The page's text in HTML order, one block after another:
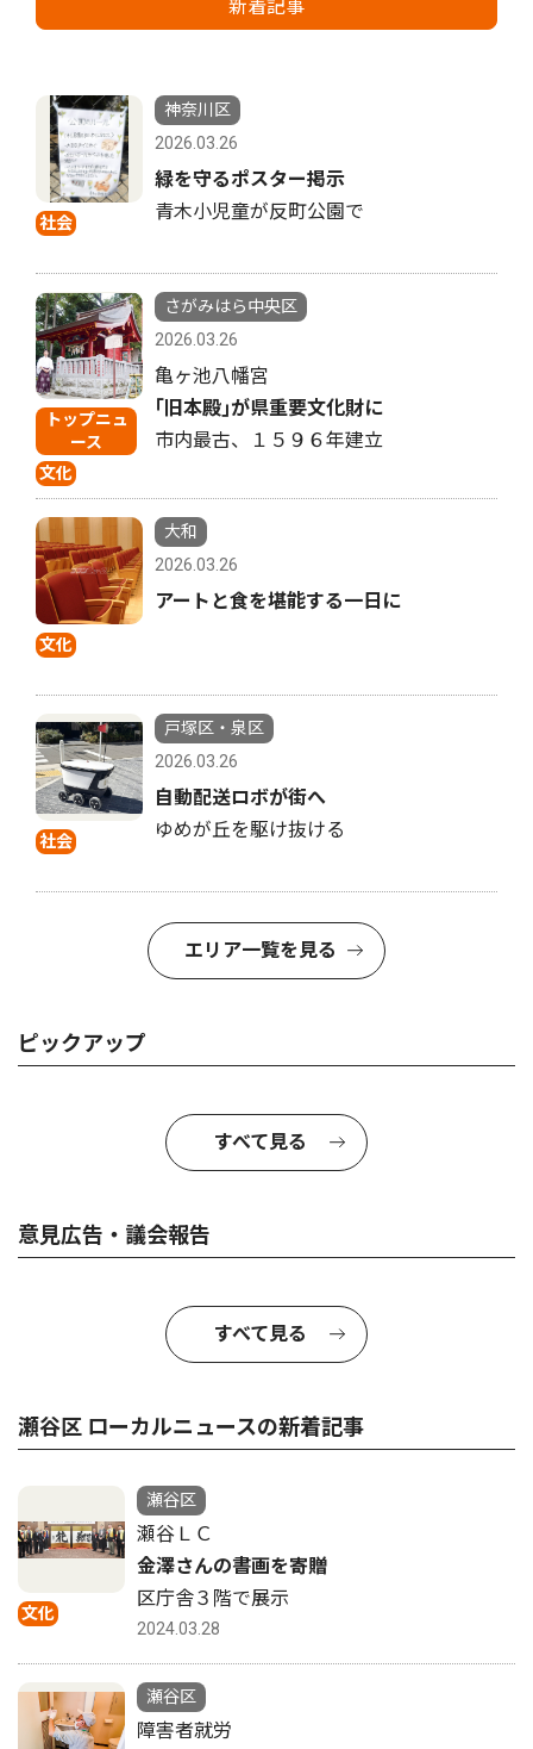
新着記事
社会
神奈川区
2026.03.26
緑を守るポスター掲示
青木小児童が反町公園で
トップニュ
ース
文化
さがみはら中央区
2026.03.26
亀ヶ池八幡宮
｢旧本殿｣が県重要文化財に
市内最古、１５９６年建立
文化
大和
2026.03.26
アートと食を堪能する一日に
社会
戸塚区・泉区
2026.03.26
自動配送ロボが街へ
ゆめが丘を駆け抜ける
エリア一覧を見る
ピックアップ
すべて見る
意見広告・議会報告
すべて見る
瀬谷区 ローカルニュースの新着記事
文化
瀬谷区
瀬谷ＬＣ
金澤さんの書画を寄贈
区庁舎３階で展示
2024.03.28
瀬谷区
障害者就労